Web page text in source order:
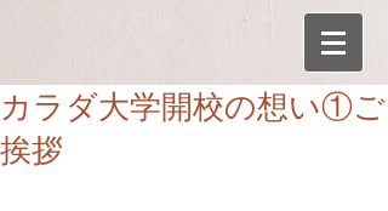
カラダ大学開校の想い①ご
挨拶